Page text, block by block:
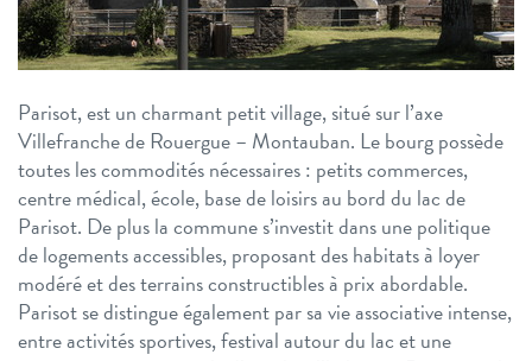
Parisot, est un charmant petit village, situé sur l’axe
Villefranche de Rouergue – Montauban. Le bourg possède
toutes les commodités nécessaires : petits commerces,
centre médical, école, base de loisirs au bord du lac de
Parisot. De plus la commune s’investit dans une politique
de logements accessibles, proposant des habitats à loyer
modéré et des terrains constructibles à prix abordable.
Parisot se distingue également par sa vie associative intense,
entre activités sportives, festival autour du lac et une